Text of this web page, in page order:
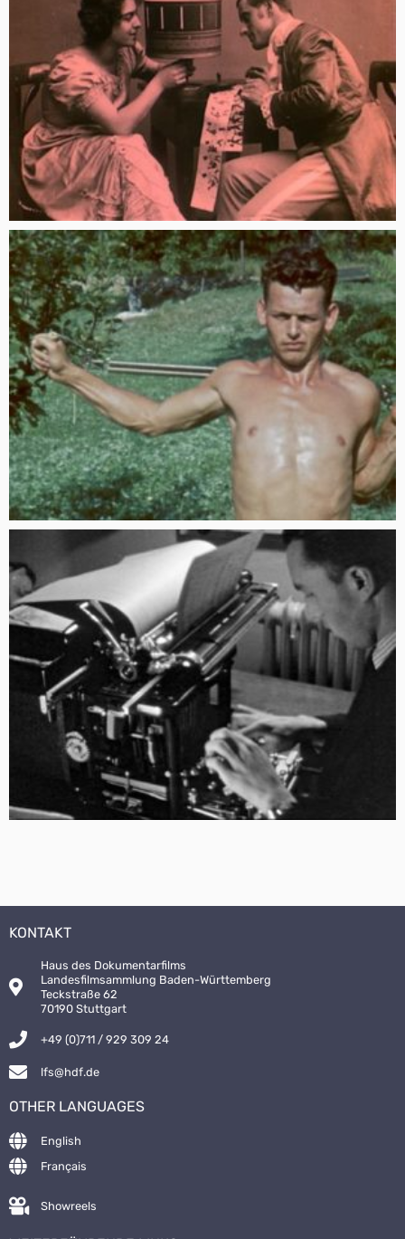
KONTAKT
Haus des Dokumentarfilms
Landesfilmsammlung Baden-Württemberg
Teckstraße 62
70190 Stuttgart
+49 (0)711 / 929 309 24
lfs@hdf.de
OTHER LANGUAGES
English
Français
Showreels